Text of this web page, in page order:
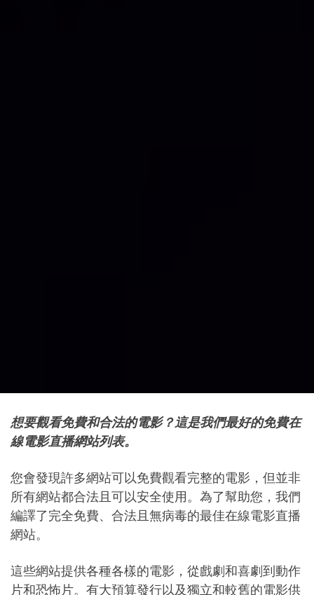
想要觀看免費和合法的電影？這是我們最好的免費在
線電影直播網站列表。
您會發現許多網站可以免費觀看完整的電影，但並非
所有網站都合法且可以安全使用。為了幫助您，我們
編譯了完全免費、合法且無病毒的最佳在線電影直播
網站。
這些網站提供各種各樣的電影，從戲劇和喜劇到動作
片和恐怖片。有大預算發行以及獨立和較舊的電影供